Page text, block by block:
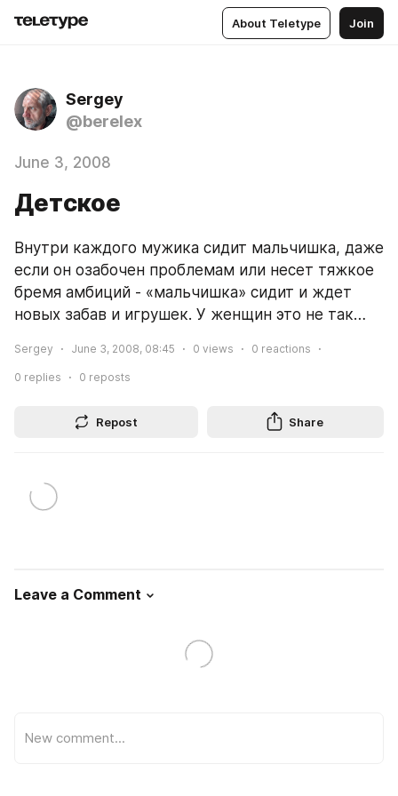
About Teletype Join
Sergey
@berelex
June 3, 2008
Детское
Внутри каждого мужика сидит мальчишка, даже
если он озабочен проблемам или несет тяжкое
бремя амбиций - «мальчишка» сидит и ждет
новых забав и игрушек. У женщин это не так…
Sergey June 3, 2008, 08:45 0 views 0 reactions
0 replies 0 reposts
Repost Share
Leave a Comment